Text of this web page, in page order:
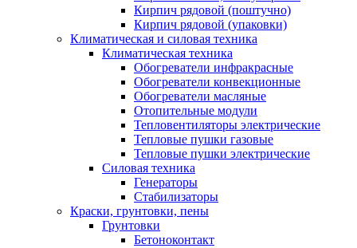
Кирпич рядовой (поштучно)
Кирпич рядовой (упаковки)
Климатическая и силовая техника
Климатическая техника
Обогреватели инфракрасные
Обогреватели конвекционные
Обогреватели масляные
Отопительные модули
Тепловентиляторы электрические
Тепловые пушки газовые
Тепловые пушки электрические
Силовая техника
Генераторы
Стабилизаторы
Краски, грунтовки, пены
Грунтовки
Бетоноконтакт